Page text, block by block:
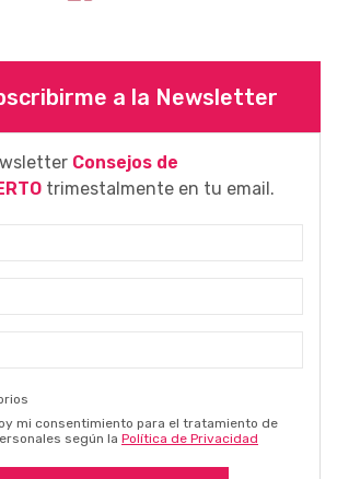
a la Newsletter
Consejos de
trimestalmente en tu email.
mi consentimiento para el tratamiento de
según la Política de Privacidad